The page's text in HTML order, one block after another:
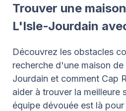
Trouver une
L'Isle-Jourdain
Découvrez les obstacles
recherche d'une maison
Jourdain et comment Cap
aider à trouver la meilleure
équipe dévouée est là